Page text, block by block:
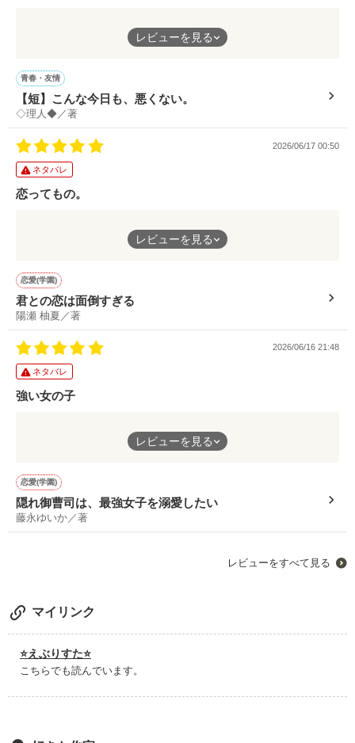
雨の日って憂鬱だけど、君がいれば雨の日も悪くないってことを
伝える作品だと思いました！レビューを見る
青春・友情
【短】こんな今日も、悪くない。
◇理人◆／著
2026/06/17 00:50
ネタバレ
恋ってもの。
恋ってものは波瀾万丈です！それを踏まえて書いていて面白い作
レビューを見る
恋愛(学園)
君との恋は面倒すぎる
陽瀬 柚夏／著
2026/06/16 21:48
ネタバレ
強い女の子
野いちごで読めるのは新鮮でした！
の子が主役の作品なのでワクワクしながら読めました！
レビューを見る
恋愛(学園)
隠れ御曹司は、最強女子を溺愛したい
藤永ゆいか／著
レビューをすべて見る
マイリンク
⭐️えぶりすた⭐️
こちらでも読んでいます。